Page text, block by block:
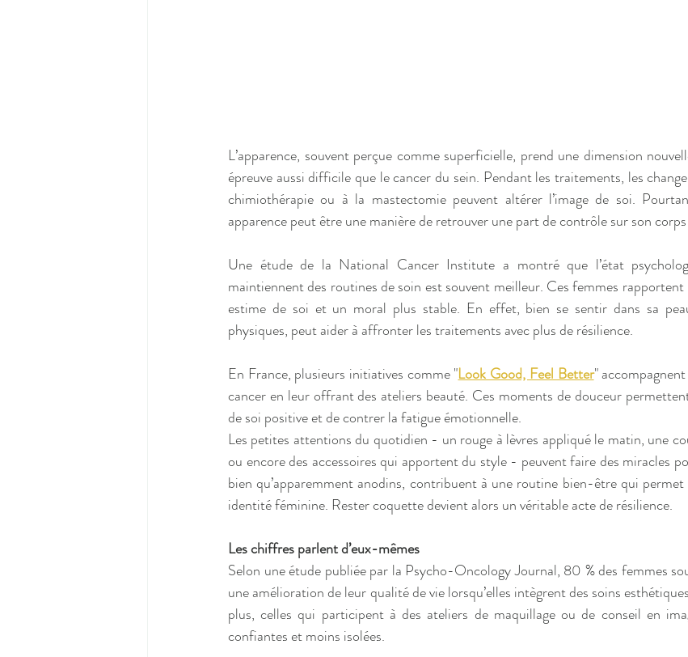
L’apparence, souvent perçue comme superficielle, prend une dimension
épreuve aussi difficile que le cancer du sein. Pendant les traitements, les
chimiothérapie ou à la mastectomie peuvent altérer l’image de soi.
apparence peut être une manière de retrouver une part de contrôle sur son
Une étude de la National Cancer Institute a montré que l’état
maintiennent des routines de soin est souvent meilleur. Ces femmes
estime de soi et un moral plus stable. En effet, bien se sentir dans sa
physiques, peut aider à affronter les traitements avec plus de résilience.
En France, plusieurs initiatives comme "Look Good, Feel Better"
cancer en leur offrant des ateliers beauté. Ces moments de douceur
de soi positive et de contrer la fatigue émotionnelle.
Les petites attentions du quotidien - un rouge à lèvres appliqué le matin, une
ou encore des accessoires qui apportent du style - peuvent faire des miracles
bien qu’apparemment anodins, contribuent à une routine bien-être qui
identité féminine. Rester coquette devient alors un véritable acte de résilience.
Les chiffres parlent d’eux-mêmes
Selon une étude publiée par la Psycho-Oncology Journal, 80 % des femmes
une amélioration de leur qualité de vie lorsqu’elles intègrent des soins
plus, celles qui participent à des ateliers de maquillage ou de conseil en
confiantes et moins isolées.